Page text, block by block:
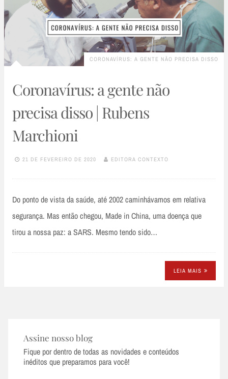
CORONAVÍRUS: A GENTE NÃO PRECISA DISSO
Coronavírus: a gente não
precisa disso | Rubens
Marchioni
21 DE FEVEREIRO DE 2020 EDITORA CONTEXTO
Do ponto de vista da saúde, até 2002 caminhávamos em relativa
segurança. Mas então chegou, Made in China, uma doença que
tirou a nossa paz: a SARS. Mesmo tendo sido…
LEIA MAIS
Assine nosso blog
Fique por dentro de todas as novidades e conteúdos
inéditos que preparamos para você!